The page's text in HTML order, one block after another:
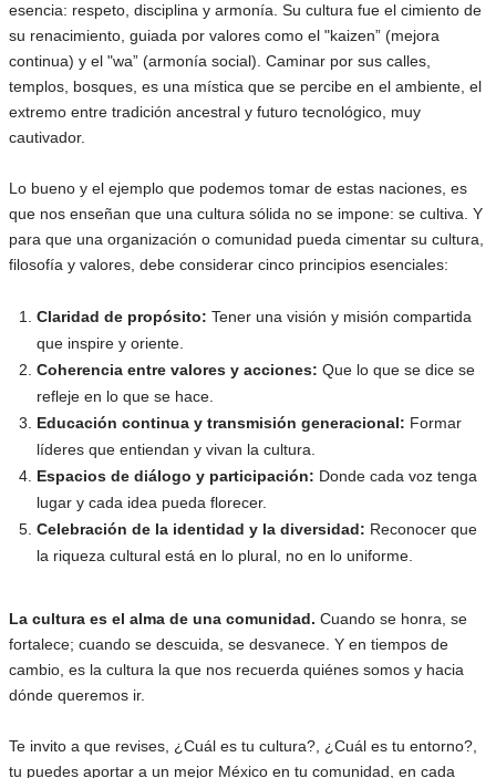
esencia: respeto, disciplina y armonía. Su cultura fue el cimiento de
su renacimiento, guiada por valores como el "kaizen” (mejora
continua) y el "wa” (armonía social). Caminar por sus calles,
templos, bosques, es una mística que se percibe en el ambiente, el
extremo entre tradición ancestral y futuro tecnológico, muy
cautivador.
Lo bueno y el ejemplo que podemos tomar de estas naciones, es
que nos enseñan que una cultura sólida no se impone: se cultiva. Y
para que una organización o comunidad pueda cimentar su cultura,
filosofía y valores, debe considerar cinco principios esenciales:
Claridad de propósito: Tener una visión y misión compartida
que inspire y oriente.
Coherencia entre valores y acciones: Que lo que se dice se
refleje en lo que se hace.
Educación continua y transmisión generacional: Formar
líderes que entiendan y vivan la cultura.
Espacios de diálogo y participación: Donde cada voz tenga
lugar y cada idea pueda florecer.
Celebración de la identidad y la diversidad: Reconocer que
la riqueza cultural está en lo plural, no en lo uniforme.
La cultura es el alma de una comunidad. Cuando se honra, se
fortalece; cuando se descuida, se desvanece. Y en tiempos de
cambio, es la cultura la que nos recuerda quiénes somos y hacia
dónde queremos ir.
Te invito a que revises, ¿Cuál es tu cultura?, ¿Cuál es tu entorno?,
tu puedes aportar a un mejor México en tu comunidad, en cada